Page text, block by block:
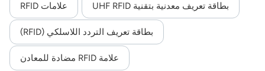
norsk
magyar
بطاقة تعريف معدنية بتقنية UHF RFID علامات RFID
بطاقة تعريف التردد اللاسلكي (RFID)
علامة RFID مضادة للمعادن